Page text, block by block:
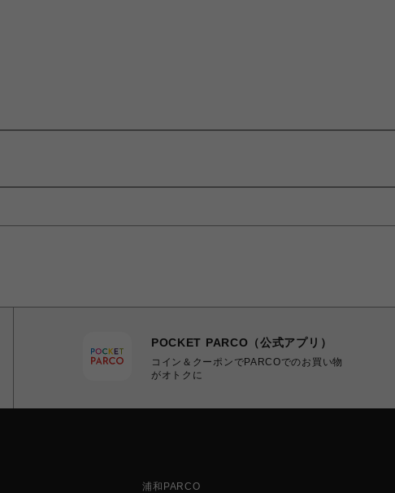
POCKET PARCO（公式アプリ）
コイン＆クーポンでPARCOでのお買い物
がオトクに
浦和PARCO